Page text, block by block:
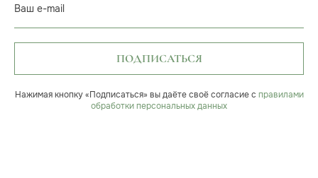
Ваш e-mail
ПОДПИСАТЬСЯ
Нажимая кнопку «Подписаться» вы даёте своё согласие с правилами
обработки персональных данных